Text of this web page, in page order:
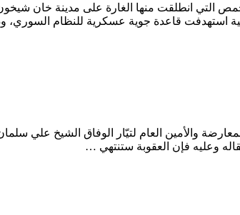
التي انطلقت منها الغارة على مدينة خان
استهدفت قاعدة جوية عسكرية للنظام
والأمين العام لتيّار الوفاق الشيخ علي
وعليه فإن العقوبة ستنتهي …